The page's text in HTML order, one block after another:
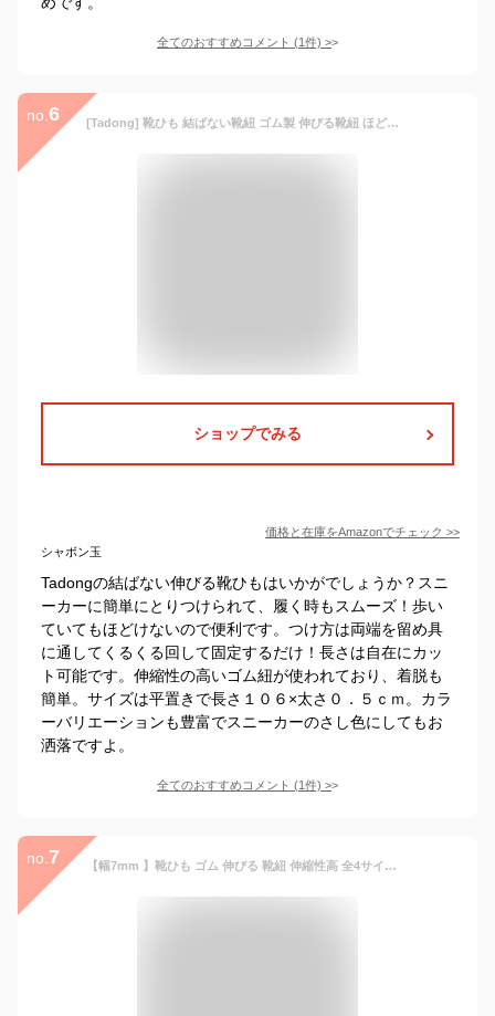
全てのおすすめコメント (1件) >
no. 6 [Tadong] 靴ひも 結ばない靴紐 ゴム製 伸びる靴紐 ほどけない 簡単取り付け スニーカー シューズ 子供 大人 高齢者に 1足分 (ピンク)
ショップでみる
価格と在庫をAmazonでチェック >>
シャボン玉
Tadongの結ばない伸びる靴ひもはいかがでしょうか？スニ
ーカーに簡単にとりつけられて、履く時もスムーズ！歩い
ていてもほどけないので便利です。つけ方は両端を留め具
に通してくるくる回して固定するだけ！長さは自在にカッ
ト可能です。伸縮性の高いゴム紐が使われており、着脱も
簡単。サイズは平置きで長さ１０６×太さ０．５ｃｍ。カラ
ーバリエーションも豊富でスニーカーのさし色にしてもお
洒落ですよ。
全てのおすすめコメント (1件) >
no. 7 【幅7mm 】靴ひも ゴム 伸びる 靴紐 伸縮性高 全4サイズ 6色 ほどけない くつひも 結ばない シューレーススニーカー 80cm 100cm 120cm 140cm 長い 伸縮する 入学 入園 通学 通勤 新生活 母の日 Cyberplugs